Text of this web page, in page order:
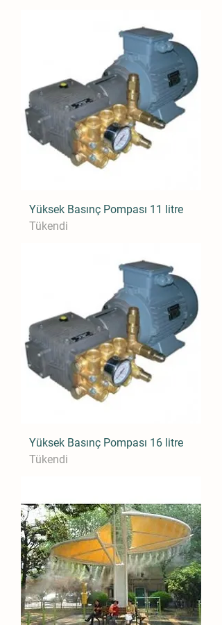
Yüksek Basınç Pompası 11 litre
Tükendi
Yüksek Basınç Pompası 16 litre
Tükendi